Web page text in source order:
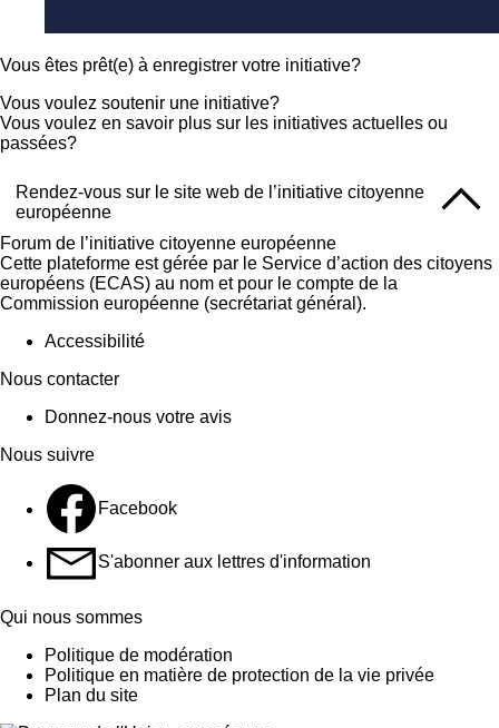
Vous êtes prêt(e) à enregistrer votre initiative?
Vous voulez soutenir une initiative?
Vous voulez en savoir plus sur les initiatives actuelles ou
passées?
Rendez-vous sur le site web de l’initiative citoyenne
européenne
Forum de l’initiative citoyenne européenne
Cette plateforme est gérée par le Service d’action des citoyens
européens (ECAS) au nom et pour le compte de la
Commission européenne (secrétariat général).
Accessibilité
Nous contacter
Donnez-nous votre avis
Nous suivre
Facebook
S'abonner aux lettres d'information
Qui nous sommes
Politique de modération
Politique en matière de protection de la vie privée
Plan du site